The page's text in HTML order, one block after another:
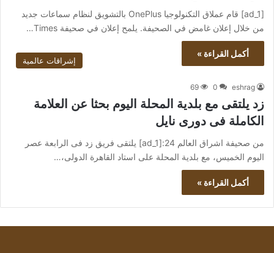
[ad_1] قام عملاق التكنولوجيا OnePlus بالتشويق لنظام سماعات جديد
من خلال إعلان غامض في الصحيفة. يلمح إعلان في صحيفة Times…
أكمل القراءة »
إشراقات عالمية
eshrag
0
69
زد يلتقى مع بلدية المحلة اليوم بحثا عن العلامة
الكاملة فى دورى نايل
من صحيفة اشراق العالم 24:[ad_1] يلتقى فريق زد فى الرابعة عصر
اليوم الخميس، مع بلدية المحلة على استاد القاهرة الدولى،…
أكمل القراءة »